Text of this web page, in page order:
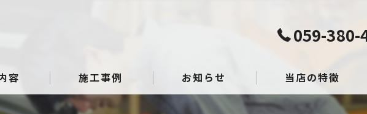
059-380-
容 施工事例 お知らせ 当店の特徴